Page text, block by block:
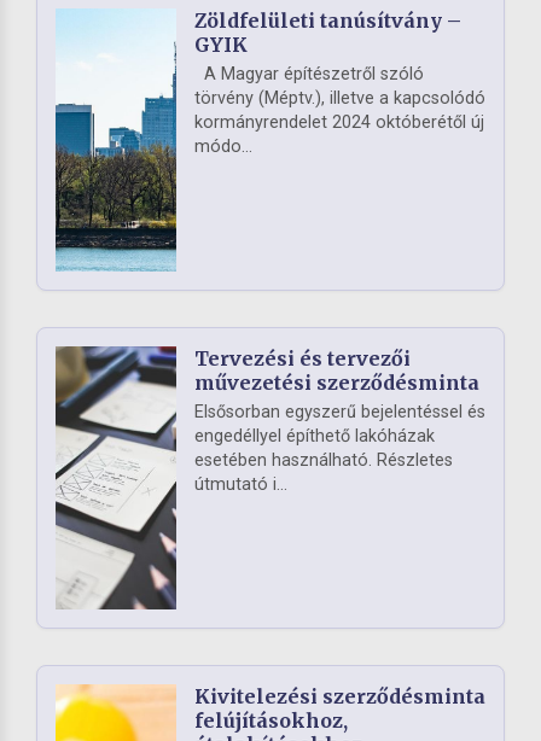
Zöldfelületi tanúsítvány –
GYIK
A Magyar építészetről szóló
törvény (Méptv.), illetve a kapcsolódó
kormányrendelet 2024 októberétől új
módo...
Tervezési és tervezői
művezetési szerződésminta
Elsősorban egyszerű bejelentéssel és
engedéllyel építhető lakóházak
esetében használható. Részletes
útmutató i...
Kivitelezési szerződésminta
felújításokhoz,